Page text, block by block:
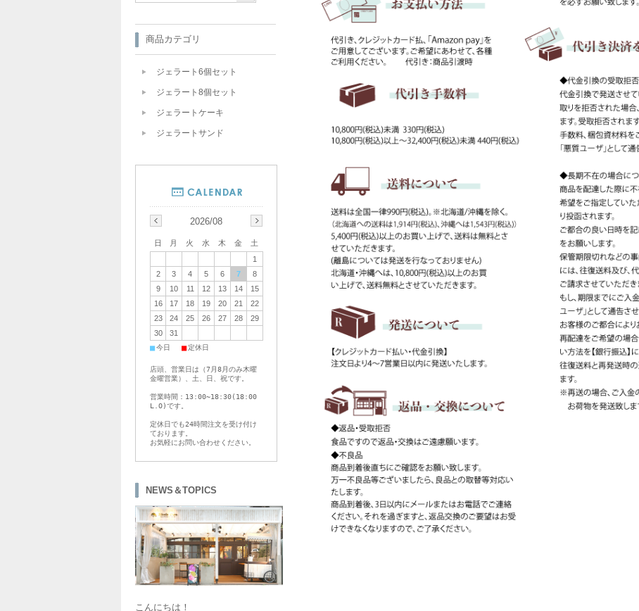
商品カテゴリ
ジェラート6個セット
ジェラート8個セット
ジェラートケーキ
ジェラートサンド
2026/08
日 月 火 水 木 金
土
1
2
3 4 5 6 7
8
9
10 11 12 13 14
15
16
17 18 19 20 21
22
23
24 25 26 27 28
29
30
31
■今日 ■定休日
店頭、営業日は（7月8月のみ木曜
金曜営業）、土、日、祝です。
営業時間：13:00~18:30(18:00
L.O)です。
定休日でも24時間注文を受け付け
ております。
お気軽にお問い合わせください。
NEWS＆TOPICS
こんにちは！